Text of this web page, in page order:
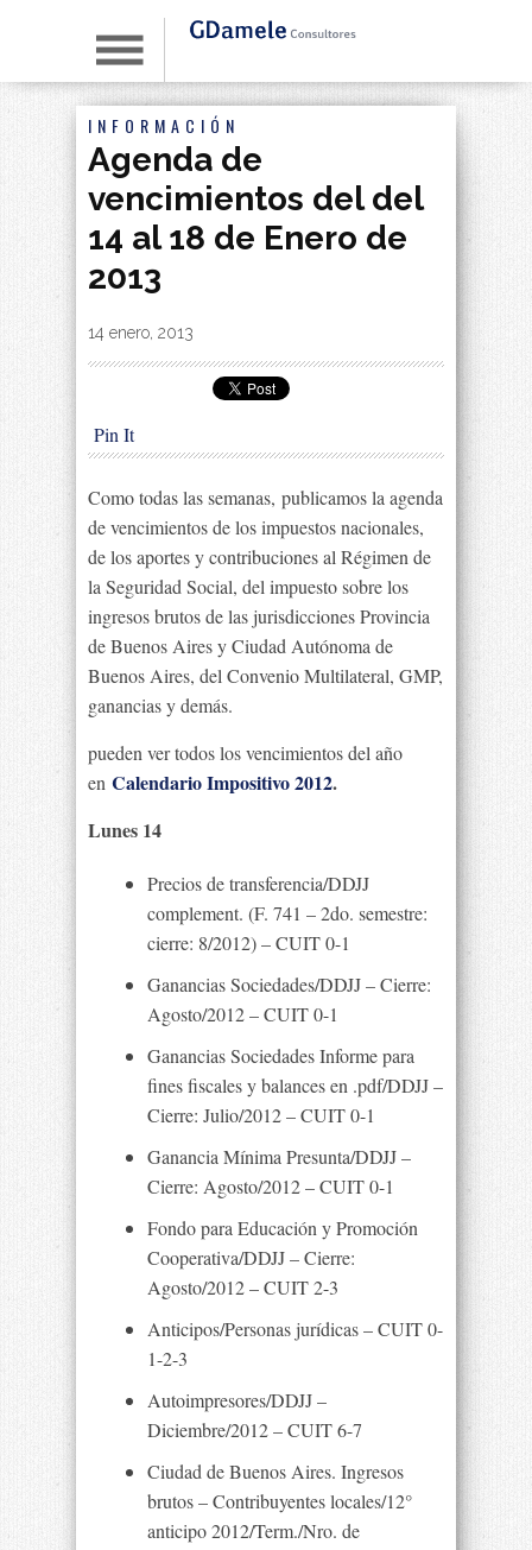
INFORMACIÓN
Agenda de
vencimientos del del
14 al 18 de Enero de
2013
By|
14 enero, 2013
Pin It
Como todas las semanas, publicamos la agenda
de vencimientos de los impuestos nacionales,
de los aportes y contribuciones al Régimen de
la Seguridad Social, del impuesto sobre los
ingresos brutos de las jurisdicciones Provincia
de Buenos Aires y Ciudad Autónoma de
Buenos Aires, del Convenio Multilateral, GMP,
ganancias y demás.
pueden ver todos los vencimientos del año
en Calendario Impositivo 2012.
Lunes 14
Precios de transferencia/DDJJ
complement. (F. 741 – 2do. semestre:
cierre: 8/2012) – CUIT 0-1
Ganancias Sociedades/DDJJ – Cierre:
Agosto/2012 – CUIT 0-1
Ganancias Sociedades Informe para
fines fiscales y balances en .pdf/DDJJ –
Cierre: Julio/2012 – CUIT 0-1
Ganancia Mínima Presunta/DDJJ –
Cierre: Agosto/2012 – CUIT 0-1
Fondo para Educación y Promoción
Cooperativa/DDJJ – Cierre:
Agosto/2012 – CUIT 2-3
Anticipos/Personas jurídicas – CUIT 0-
1-2-3
Autoimpresores/DDJJ –
Diciembre/2012 – CUIT 6-7
Ciudad de Buenos Aires. Ingresos
brutos – Contribuyentes locales/12°
anticipo 2012/Term./Nro. de